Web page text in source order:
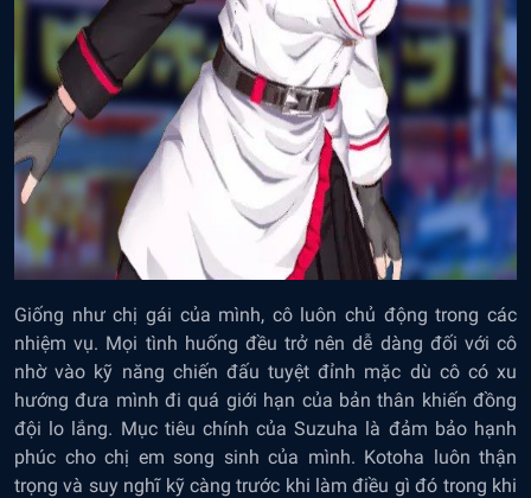
Giống như chị gái của mình, cô luôn chủ động trong các
nhiệm vụ. Mọi tình huống đều trở nên dễ dàng đối với cô
nhờ vào kỹ năng chiến đấu tuyệt đỉnh mặc dù cô có xu
hướng đưa mình đi quá giới hạn của bản thân khiến đồng
đội lo lắng. Mục tiêu chính của Suzuha là đảm bảo hạnh
phúc cho chị em song sinh của mình. Kotoha luôn thận
trọng và suy nghĩ kỹ càng trước khi làm điều gì đó trong khi